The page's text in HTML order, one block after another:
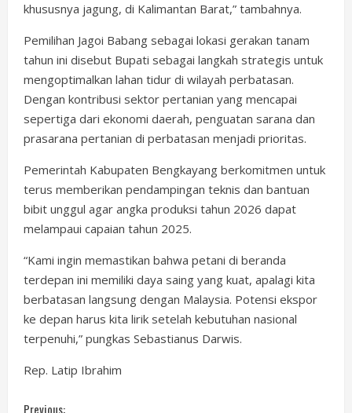
khususnya jagung, di Kalimantan Barat,” tambahnya.
Pemilihan Jagoi Babang sebagai lokasi gerakan tanam
tahun ini disebut Bupati sebagai langkah strategis untuk
mengoptimalkan lahan tidur di wilayah perbatasan.
Dengan kontribusi sektor pertanian yang mencapai
sepertiga dari ekonomi daerah, penguatan sarana dan
prasarana pertanian di perbatasan menjadi prioritas.
Pemerintah Kabupaten Bengkayang berkomitmen untuk
terus memberikan pendampingan teknis dan bantuan
bibit unggul agar angka produksi tahun 2026 dapat
melampaui capaian tahun 2025.
“Kami ingin memastikan bahwa petani di beranda
terdepan ini memiliki daya saing yang kuat, apalagi kita
berbatasan langsung dengan Malaysia. Potensi ekspor
ke depan harus kita lirik setelah kebutuhan nasional
terpenuhi,” pungkas Sebastianus Darwis.
Rep. Latip Ibrahim
Previous: